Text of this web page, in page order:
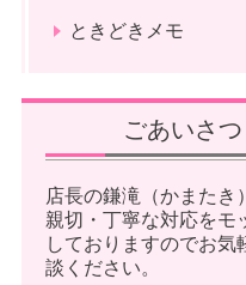
ときどきメモ
ごあいさつ
店長の鎌滝（かまたき
親切・丁寧な対応をモ
しておりますのでお気
談ください。